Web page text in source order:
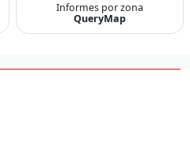
Informes por zona
QueryMap